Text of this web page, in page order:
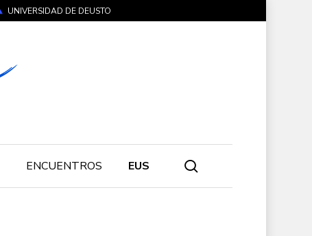
UNIVERSIDAD DE DEUSTO
ENCUENTROS EUS